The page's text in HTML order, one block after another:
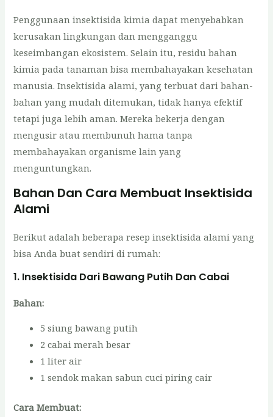
Penggunaan insektisida kimia dapat menyebabkan
kerusakan lingkungan dan mengganggu
keseimbangan ekosistem. Selain itu, residu bahan
kimia pada tanaman bisa membahayakan kesehatan
manusia. Insektisida alami, yang terbuat dari bahan-
bahan yang mudah ditemukan, tidak hanya efektif
tetapi juga lebih aman. Mereka bekerja dengan
mengusir atau membunuh hama tanpa
membahayakan organisme lain yang
menguntungkan.
Bahan Dan Cara Membuat Insektisida
Alami
Berikut adalah beberapa resep insektisida alami yang
bisa Anda buat sendiri di rumah:
1. Insektisida Dari Bawang Putih Dan Cabai
Bahan:
5 siung bawang putih
2 cabai merah besar
1 liter air
1 sendok makan sabun cuci piring cair
Cara Membuat: